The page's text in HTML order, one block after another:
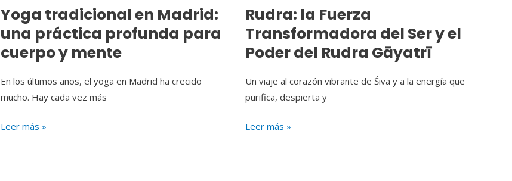
Yoga tradicional en Madrid:
una práctica profunda para
cuerpo y mente
En los últimos años, el yoga en Madrid ha crecido
mucho. Hay cada vez más
y
mente
Leer más »
Rudra: la Fuerza
Transformadora del Ser y el
Poder del Rudra Gāyatrī
Un viaje al corazón vibrante de Śiva y a la energía que
purifica, despierta y
del
Rudra
Gāyatrī
Leer más »